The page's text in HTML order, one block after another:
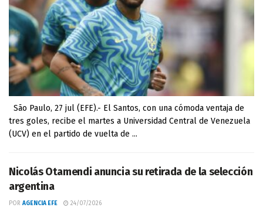
São Paulo, 27 jul (EFE).- El Santos, con una cómoda ventaja de
tres goles, recibe el martes a Universidad Central de Venezuela
(UCV) en el partido de vuelta de ...
Nicolás Otamendi anuncia su retirada de la selección
argentina
POR AGENCIA EFE 24/07/2026